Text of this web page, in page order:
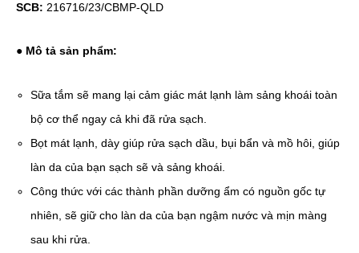
SCB: 216716/23/CBMP-QLD
● Mô tả sản phẩm:
Sữa tắm sẽ mang lại cảm giác mát lạnh làm sảng khoái toàn
bộ cơ thể ngay cả khi đã rửa sạch.
Bọt mát lạnh, dày giúp rửa sạch dầu, bụi bẩn và mồ hôi, giúp
làn da của bạn sạch sẽ và sảng khoái.
Công thức với các thành phần dưỡng ẩm có nguồn gốc tự
nhiên, sẽ giữ cho làn da của bạn ngậm nước và mịn màng
sau khi rửa.